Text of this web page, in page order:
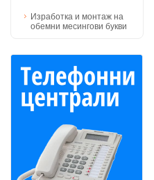
Изработка и монтаж на
обемни месингови букви